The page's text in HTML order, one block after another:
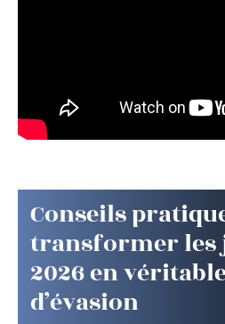
Conseils
transformer les
2026 en
d’évasion